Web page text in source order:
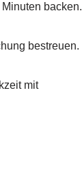
backen.
bestreuen.
mit